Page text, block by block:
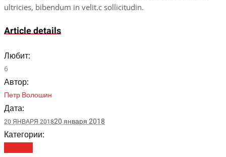
ultricies, bibendum in velit.c sollicitudin.
Article details
Любит:
6
Автор:
Петр Волошин
Дата:
20 ЯНВАРЯ 201820 января 2018
Категории: